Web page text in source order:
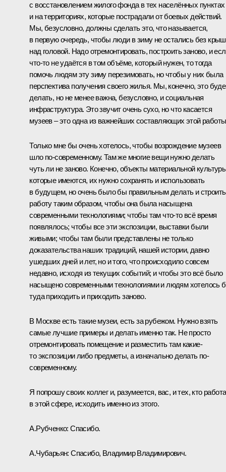
с восстановлением жилого фонда в тех населённых пунктах
и на территориях, которые пострадали от боевых действий.
Мы, безусловно, должны сделать это, что называется,
в первую очередь, чтобы люди в зиму не остались без
над головой. Надо отремонтировать, построить заново, и
что-то не удаётся в том объёме, который нужен, то тогда
помочь людям эту зиму перезимовать, но чтобы у них была
перспектива получения своего жилья. Мы, конечно, это
делать, но не менее важна, безусловно, и социальная
инфраструктура. Это звучит очень сухо, но что касается
музеев – это одна из важнейших составляющих этой
Только мне бы очень хотелось, чтобы возрождение музеев
шло по-современному. Там же многие вещи нужно делать
чуть ли не заново. Конечно, объекты материальной
которые имеются, их нужно сохранять и использовать
в будущем, но очень было бы правильным делать и строить
работу таким образом, чтобы она была насыщена
современными технологиями; чтобы там что-то всё время
появлялось; чтобы все эти экспозиции, выставки были
живыми; чтобы там были представлены не только
доказательства наших традиций, нашей истории, давно
ушедших дней и лет, но и того, что происходило совсем
недавно, исходя из текущих событий; и чтобы это всё было
насыщено современными технологиями и людям хотелось
туда приходить и приходить заново.
В Москве есть такие музеи, есть за рубежом. Нужно взять
самые лучшие примеры и делать именно так. Не просто
отремонтировать помещение и разместить там какие-
то экспозиции либо предметы, а изначально делать по-
современному.
Я попрошу своих коллег и, разумеется, вас, и тех, кто
в этой сфере, исходить именно из этого.
А.Рубченко: Спасибо.
А.Чубарьян: Спасибо, Владимир Владимирович.